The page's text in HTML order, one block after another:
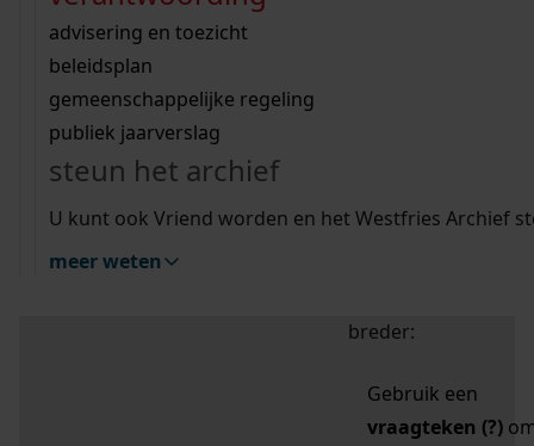
bouwvergunningen
omgevingsvergunningen
vergunningen
beeld en geluid
uitleg nodig?
Wij helpen u op weg met een aantal zoektips.
bekijk alle zoektips
Wij helpen u op weg met een aantal zoektips.
bekijk alle zoektips
bekijk ons geschiedenislokaal
advisering en toezicht
beleidsplan
gemeenschappelijke regeling
publiek jaarverslag
steun het archief
U kunt ook Vriend worden en het Westfries Archief
meer weten
zoektips
Mijn Studiezaal (inloggen)
uw zoekopdracht te
breder:
Gebruik een
vraagteken (?)